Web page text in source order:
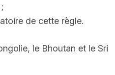
de cette règle.
le Bhoutan et le Sri